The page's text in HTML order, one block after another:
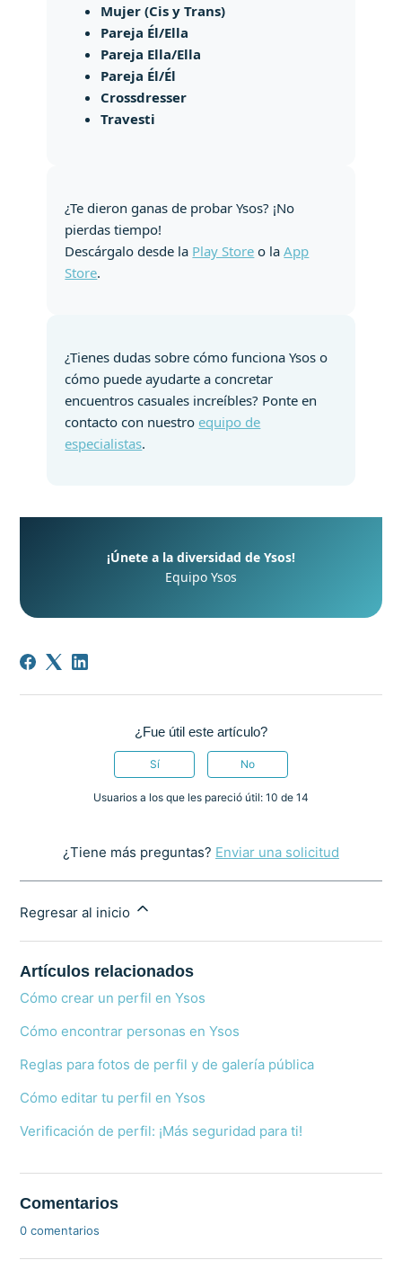
Mujer (Cis y Trans)
Pareja Él/Ella
Pareja Ella/Ella
Pareja Él/Él
Crossdresser
Travesti
¿Te dieron ganas de probar Ysos? ¡No
pierdas tiempo!
Descárgalo desde la Play Store o laApp
Store.
¿Tienes dudas sobre cómo funciona Ysos o
cómo puede ayudarte a concretar
encuentros casuales increíbles? Ponte en
contacto con nuestro equipo de
especialistas.
¡Únete a la diversidad de Ysos!
Equipo Ysos
¿Fue útil este artículo?
Sí No
Usuarios a los que les pareció útil: 10 de 14
¿Tiene más preguntas? Enviar una solicitud
Regresar al inicio
Artículos relacionados
Cómo crear un perfil en Ysos
Cómo encontrar personas en Ysos
Reglas para fotos de perfil y de galería pública
Cómo editar tu perfil en Ysos
Verificación de perfil: ¡Más seguridad para ti!
Comentarios
0 comentarios